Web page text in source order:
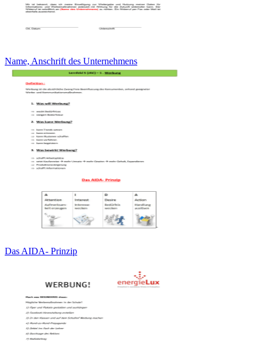
Name, Anschrift des Unternehmens
Das AIDA- Prinzip